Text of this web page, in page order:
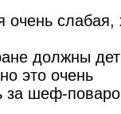
слабая,
должны
это очень
за шеф-